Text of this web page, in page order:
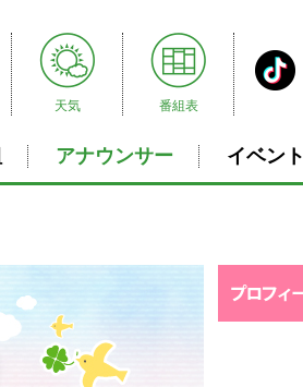
天気 番組表
アナウンサー イベント